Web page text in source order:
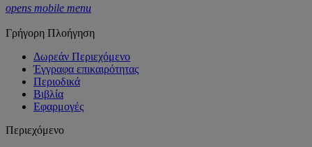
opens mobile menu
Γρήγορη Πλοήγηση
Δωρεάν Περιεχόμενο
Έγγραφα επικαιρότητας
Περιοδικά
Βιβλία
Εφαρμογές
Περιεχόμενο